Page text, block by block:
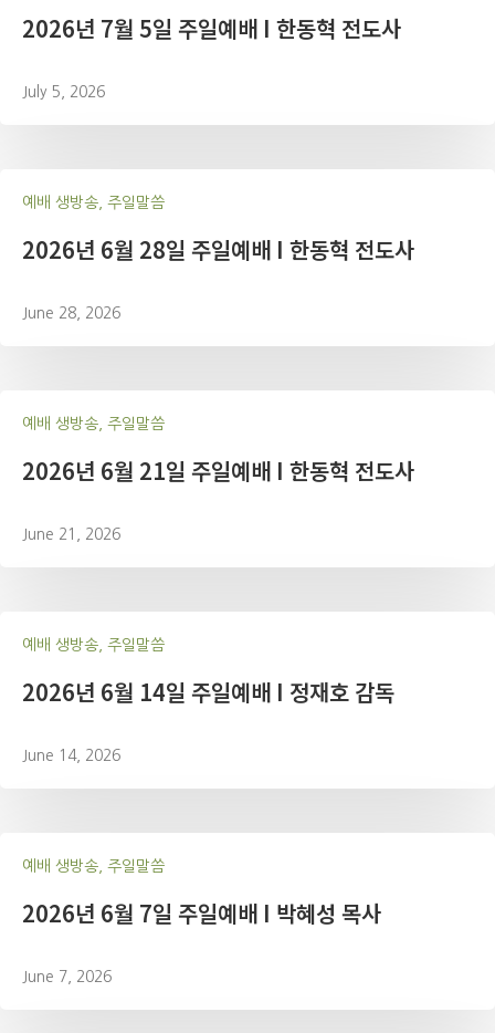
2026년 7월 5일 주일예배 I 한동혁 전도사
July 5, 2026
예배 생방송, 주일말씀
2026년 6월 28일 주일예배 I 한동혁 전도사
June 28, 2026
예배 생방송, 주일말씀
2026년 6월 21일 주일예배 I 한동혁 전도사
June 21, 2026
예배 생방송, 주일말씀
2026년 6월 14일 주일예배 I 정재호 감독
June 14, 2026
예배 생방송, 주일말씀
2026년 6월 7일 주일예배 I 박혜성 목사
June 7, 2026